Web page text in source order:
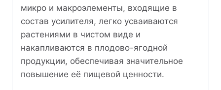
микро и макроэлементы, входящие в
состав усилителя, легко усваиваются
растениями в чистом виде и
накапливаются в плодово-ягодной
продукции, обеспечивая значительное
повышение её пищевой ценности.